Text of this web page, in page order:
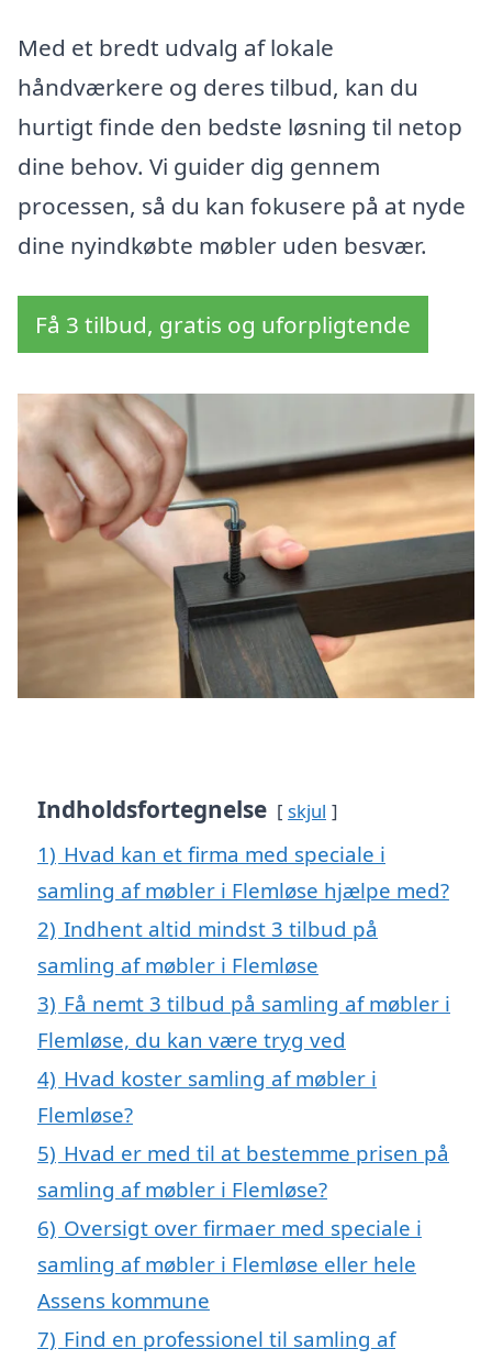
Med et bredt udvalg af lokale
håndværkere og deres tilbud, kan du
hurtigt finde den bedste løsning til netop
dine behov. Vi guider dig gennem
processen, så du kan fokusere på at nyde
dine nyindkøbte møbler uden besvær.
Få 3 tilbud, gratis og uforpligtende
Indholdsfortegnelse skjul
1) Hvad kan et firma med speciale i
samling af møbler i Flemløse hjælpe med?
2) Indhent altid mindst 3 tilbud på
samling af møbler i Flemløse
3) Få nemt 3 tilbud på samling af møbler i
Flemløse, du kan være tryg ved
4) Hvad koster samling af møbler i
Flemløse?
5) Hvad er med til at bestemme prisen på
samling af møbler i Flemløse?
6) Oversigt over firmaer med speciale i
samling af møbler i Flemløse eller hele
Assens kommune
7) Find en professionel til samling af